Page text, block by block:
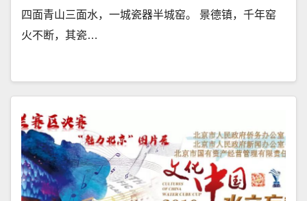
四面青山三面水，一城瓷器半城窑。 景德镇，千年窑
火不断，其瓷…